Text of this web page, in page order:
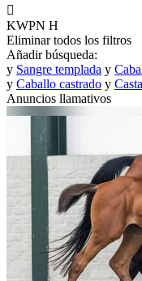

KWPN H
Eliminar todos los filtros
Añadir búsqueda:
y Sangre templada y
y Caballo castrado y
Anuncios llamativos